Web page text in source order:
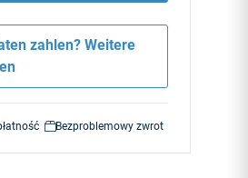
zahlen? Weitere
Bezproblemowy zwrot